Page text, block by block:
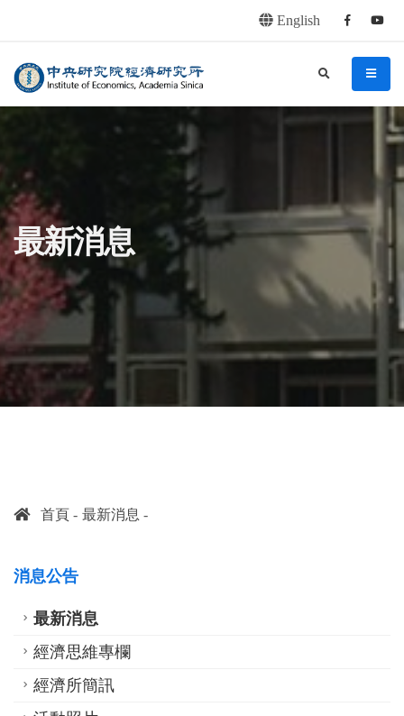
English Facebook
中央研究院經濟研究所 menu
search
最新消息
首頁 最新消息
消息公告
最新消息
經濟思維專欄
經濟所簡訊